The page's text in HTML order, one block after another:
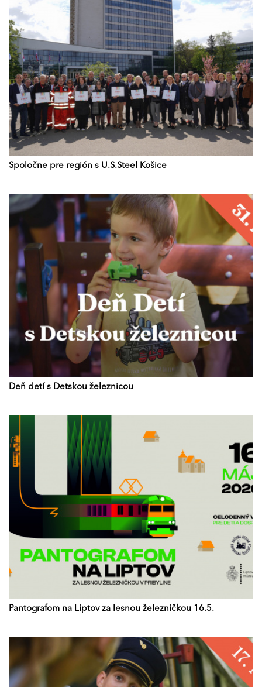
Spoločne pre región s U.S.Steel Košice
Deň detí s Detskou železnicou
Pantografom na Liptov za lesnou železničkou 16.5.